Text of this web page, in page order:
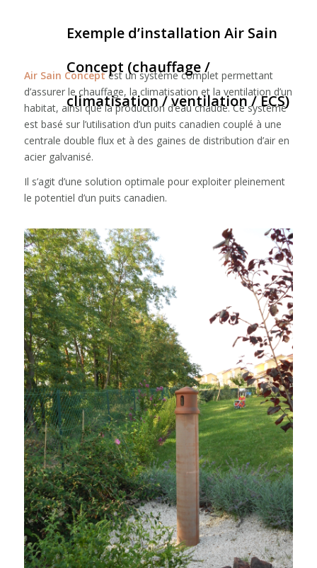
Exemple d’installation Air Sain
Concept (chauffage /
climatisation / ventilation / ECS)
Air Sain Conceptest un système complet permettant
d’assurer le chauffage, la climatisation et la ventilation d’un
habitat, ainsi que la production d’eau chaude. Ce système
est basé sur l’utilisation d’un puits canadien couplé à une
centrale double flux et à des gaines de distribution d’air en
acier galvanisé.
Il s’agit d’une solution optimale pour exploiter pleinement
le potentiel d’un puits canadien.